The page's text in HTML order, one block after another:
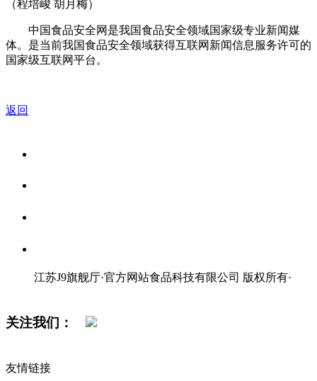
（程培峻 胡月梅）
中国食品安全网是我国食品安全领域国家级专业新闻媒
体。是当前我国食品安全领域获得互联网新闻信息服务许可的
国家级互联网平台。
返回
江苏J9旗舰厅·官方网站食品科技有限公司 版权所有·
关注我们：
友情链接